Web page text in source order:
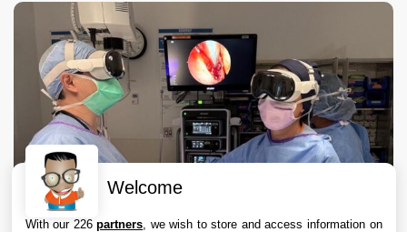
Welcome
With our 226partners , we wish to store and access information on